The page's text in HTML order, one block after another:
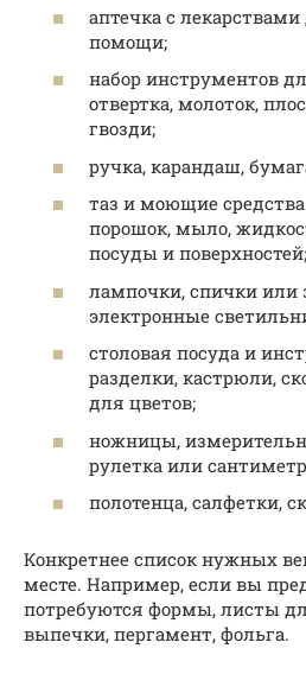
аптечка с
помощи;
набор инструментов
отвертка, молоток,
гвозди;
ручка, карандаш,
таз и моющие
порошок, мыло,
посуды и поверхностей;
лампочки, спички или
электронные
столовая посуда и
разделки, кастрюли,
для цветов;
ножницы,
рулетка или
полотенца, салфетки,
Конкретнее список нужных
месте. Например, если вы
потребуются формы, листы
выпечки, пергамент, фольга.